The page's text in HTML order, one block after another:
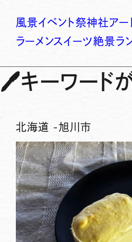
風景イベント祭神社アー
ラーメンスイーツ絶景ラ
🖊キーワード
北海道 -旭川市